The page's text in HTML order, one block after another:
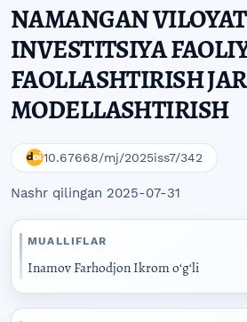
NAMANGAN
INVESTITSIYA
FAOLLASHTIRISH
MODELLASHTIRISH
10.67668/mj/2025iss7/342
Nashr qilingan 2025-07-31
MUALLIFLAR
Inamov Farhodjon Ikrom oʻgʻli